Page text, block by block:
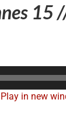
Play in new